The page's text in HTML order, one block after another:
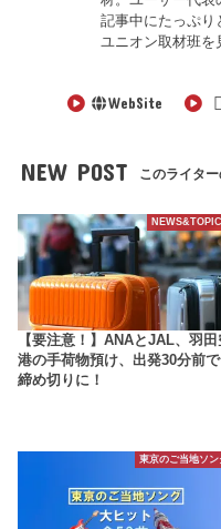
記事中にたっぷり
ユニオン取材班を
WebSite
NEW POST このライタ
【要注意！】ANAとJAL、羽田
港の手荷物預け、出発30分前で
締め切りに！
東京のご当地ソン